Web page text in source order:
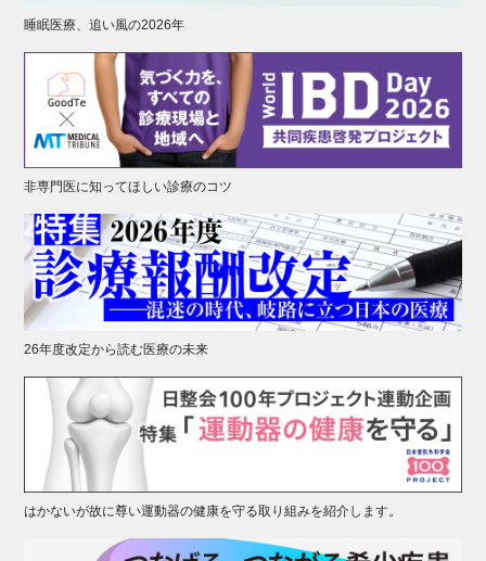
睡眠医療、追い風の2026年
非専門医に知ってほしい診療のコツ
26年度改定から読む医療の未来
はかないが故に尊い運動器の健康を守る取り組みを紹介します。